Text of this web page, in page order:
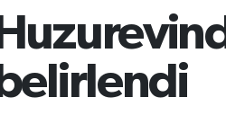
belirlendi
Haberleri